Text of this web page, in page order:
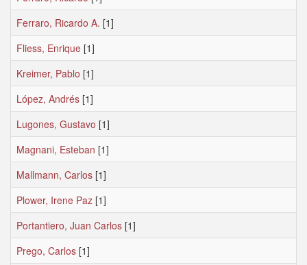
Ferraro, Ricardo A. [1]
Fliess, Enrique [1]
Kreimer, Pablo [1]
López, Andrés [1]
Lugones, Gustavo [1]
Magnani, Esteban [1]
Mallmann, Carlos [1]
Plower, Irene Paz [1]
Portantiero, Juan Carlos [1]
Prego, Carlos [1]